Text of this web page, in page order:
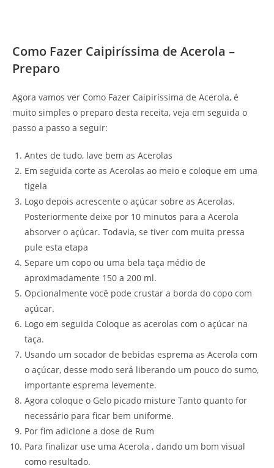
Como Fazer Caipiríssima de Acerola –
Preparo
Agora vamos ver Como Fazer Caipiríssima de Acerola, é
muito simples o preparo desta receita, veja em seguida o
passo a passo a seguir:
Antes de tudo, lave bem as Acerolas
Em seguida corte as Acerolas ao meio e coloque em uma
tigela
Logo depois acrescente o açúcar sobre as Acerolas.
Posteriormente deixe por 10 minutos para a Acerola
absorver o açúcar. Todavia, se tiver com muita pressa
pule esta etapa
Separe um copo ou uma bela taça médio de
aproximadamente 150 a 200 ml.
Opcionalmente você pode crustar a borda do copo com
açúcar.
Logo em seguida Coloque as acerolas com o açúcar na
taça.
Usando um socador de bebidas esprema as Acerola com
o açúcar, desse modo será liberando um pouco do sumo,
importante esprema levemente.
Agora coloque o Gelo picado misture Tanto quanto for
necessário para ficar bem uniforme.
Por fim adicione a dose de Rum
Para finalizar use uma Acerola , dando um bom visual
como resultado.